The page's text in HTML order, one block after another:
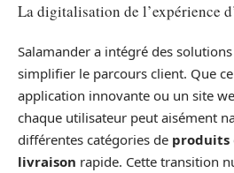
La digitalisation de l’expérience
Salamander a intégré des
simplifier le parcours client. Que
application innovante ou un site
chaque utilisateur peut aisément
différentes catégories de produits
livraison rapide. Cette transition